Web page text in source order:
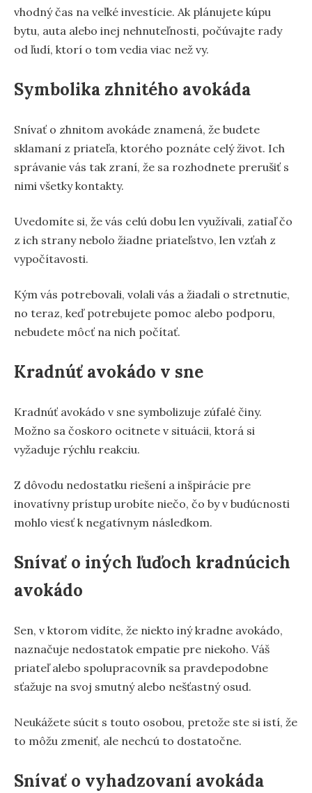
vhodný čas na veľké investície. Ak plánujete kúpu
bytu, auta alebo inej nehnuteľnosti, počúvajte rady
od ľudí, ktorí o tom vedia viac než vy.
Symbolika zhnitého avokáda
Snívať o zhnitom avokáde znamená, že budete
sklamaní z priateľa, ktorého poznáte celý život. Ich
správanie vás tak zraní, že sa rozhodnete prerušiť s
nimi všetky kontakty.
Uvedomíte si, že vás celú dobu len využívali, zatiaľ čo
z ich strany nebolo žiadne priateľstvo, len vzťah z
vypočítavosti.
Kým vás potrebovali, volali vás a žiadali o stretnutie,
no teraz, keď potrebujete pomoc alebo podporu,
nebudete môcť na nich počítať.
Kradnúť avokádo v sne
Kradnúť avokádo v sne symbolizuje zúfalé činy.
Možno sa čoskoro ocitnete v situácii, ktorá si
vyžaduje rýchlu reakciu.
Z dôvodu nedostatku riešení a inšpirácie pre
inovatívny prístup urobíte niečo, čo by v budúcnosti
mohlo viesť k negatívnym následkom.
Snívať o iných ľuďoch kradnúcich
avokádo
Sen, v ktorom vidíte, že niekto iný kradne avokádo,
naznačuje nedostatok empatie pre niekoho. Váš
priateľ alebo spolupracovník sa pravdepodobne
sťažuje na svoj smutný alebo nešťastný osud.
Neukážete súcit s touto osobou, pretože ste si istí, že
to môžu zmeniť, ale nechcú to dostatočne.
Snívať o vyhadzovaní avokáda